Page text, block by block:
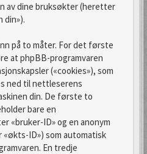
av dine bruksøkter (heretter
din»).
på to måter. For det første
at phpBB-programvaren
(«cookies»), som
ned til nettleserens
din. De første to
bare en
«bruker-ID» og en anonym
ID») som automatisk
En tredje